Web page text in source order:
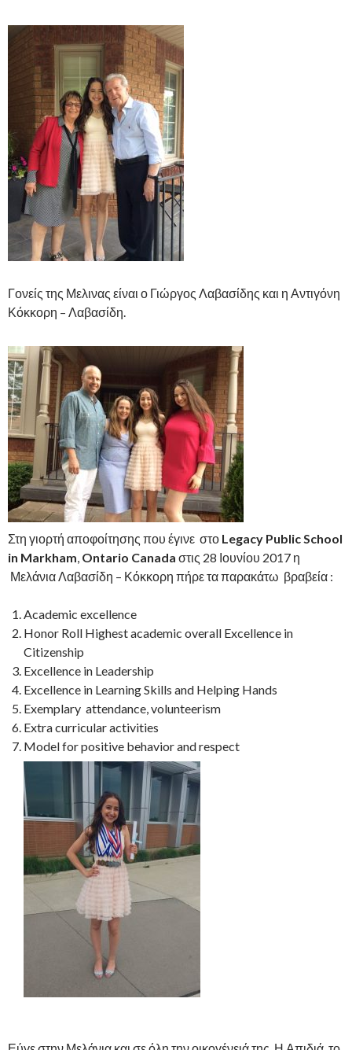
Γονείς της Μελινας είναι ο Γιώργος Λαβασίδης και η Αντιγόνη
Κόκκορη – Λαβασίδη.
Στη γιορτή αποφοίτησης που έγινε στο Legacy Public School
in Markham, Ontario Canada στις 28 Ιουνίου 2017 η
Μελάνια Λαβασίδη – Κόκκορη πήρε τα παρακάτω βραβεία :
Academic excellence
Honor Roll Highest academic overall Excellence in
Citizenship
Excellence in Leadership
Excellence in Learning Skills and Helping Hands
Exemplary attendance, volunteerism
Extra curricular activities
Model for positive behavior and respect